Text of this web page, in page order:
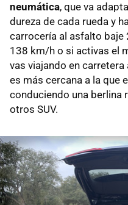
neumática, que va
dureza de cada rueda y
carrocería al asfalto
138 km/h o si activas el
vas viajando en
es más cercana a la que
conduciendo una berlina
otros SUV.